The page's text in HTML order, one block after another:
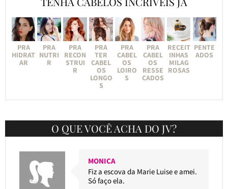
PRA
HIDRAT
AR
PRA
NUTRI
R
PRA
RECON
STRUI
R
PRA
TER
CABEL
OS
LONGO
S
PRA
CABEL
OS
LOIRO
S
PRA
CABEL
OS
RESSE
CADOS
RECEIT
INHAS
MILAG
ROSAS
PENTE
ADOS
O QUE VOCÊ ACHA DO JV?
MONICA
Fiz a escova da Marie Luise e amei.
Só faço ela.